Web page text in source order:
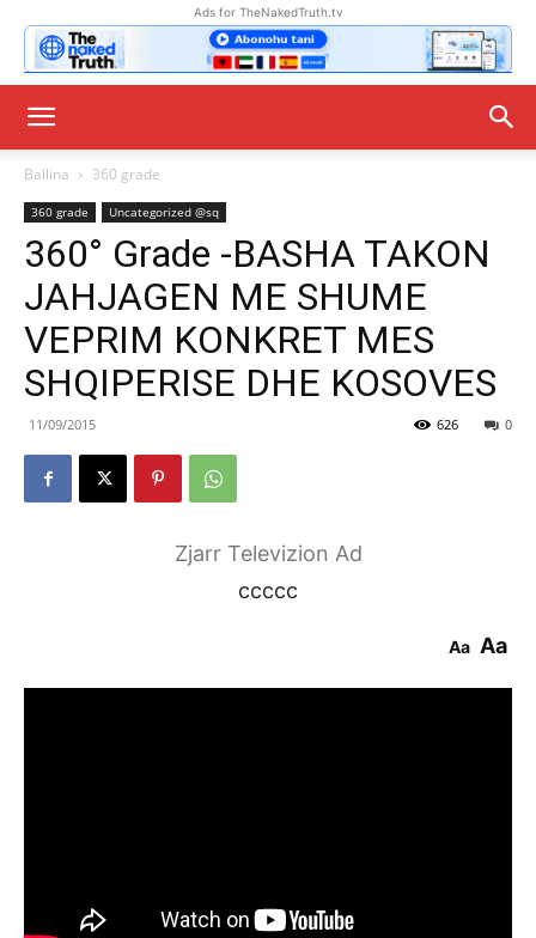
Ads for TheNakedTruth.tv
Ballina 360 grade
360 grade Uncategorized @sq
360° Grade -BASHA TAKON
JAHJAGEN ME SHUME
VEPRIM KONKRET MES
SHQIPERISE DHE KOSOVES
11/09/2015 0
626
Zjarr Televizion Ad
ccccc
Aa Aa